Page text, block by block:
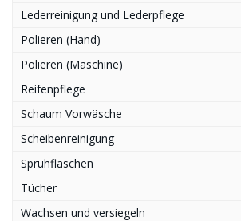
Lederreinigung und Lederpflege
Polieren (Hand)
Polieren (Maschine)
Reifenpflege
Schaum Vorwäsche
Scheibenreinigung
Sprühflaschen
Tücher
Wachsen und versiegeln